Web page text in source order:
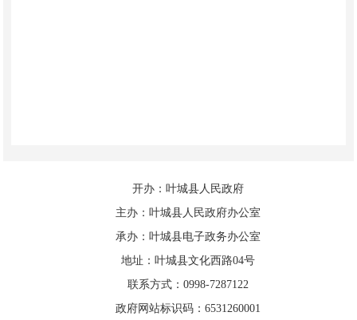
开办：叶城县人民政府
主办：叶城县人民政府办公室
承办：叶城县电子政务办公室
地址：叶城县文化西路04号
联系方式：0998-7287122
政府网站标识码：6531260001